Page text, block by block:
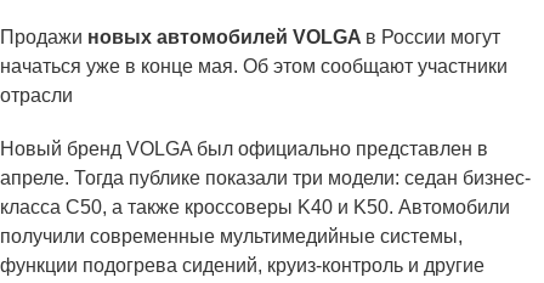
Продажи новых автомобилей VOLGA в России могут
начаться уже в конце мая. Об этом сообщают участники
отрасли
Новый бренд VOLGA был официально представлен в
апреле. Тогда публике показали три модели: седан бизнес-
класса C50, а также кроссоверы K40 и K50. Автомобили
получили современные мультимедийные системы,
функции подогрева сидений, круиз-контроль и другие